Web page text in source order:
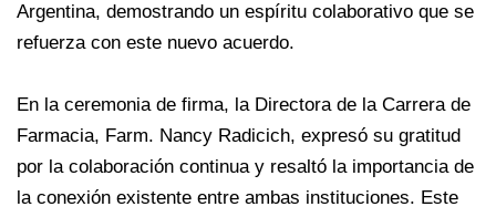
Argentina, demostrando un espíritu colaborativo que se
refuerza con este nuevo acuerdo.
En la ceremonia de firma, la Directora de la Carrera de
Farmacia, Farm. Nancy Radicich, expresó su gratitud
por la colaboración continua y resaltó la importancia de
la conexión existente entre ambas instituciones. Este